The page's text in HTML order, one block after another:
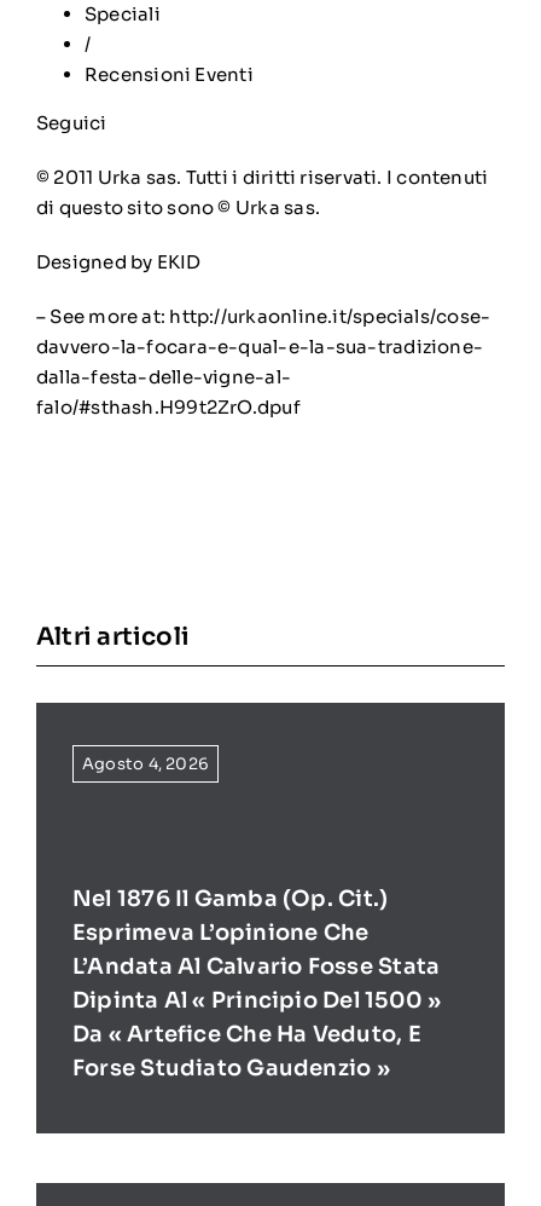
Speciali
/
Recensioni Eventi
Seguici
© 2011 Urka sas. Tutti i diritti riservati. I contenuti
di questo sito sono © Urka sas.
Designed by EKID
– See more at: http://urkaonline.it/specials/cose-
davvero-la-focara-e-qual-e-la-sua-tradizione-
dalla-festa-delle-vigne-al-
falo/#sthash.H99t2ZrO.dpuf
Altri articoli
Agosto 4, 2026
Nel 1876 Il Gamba (op. Cit.)
Esprimeva L’opinione Che
L’Andata Al Calvario Fosse Stata
Dipinta Al « Principio Del 1500 »
Da « Artefice Che Ha Veduto, E
Forse Studiato Gaudenzio »